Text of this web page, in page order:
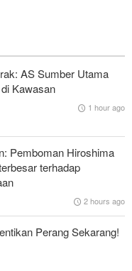
Islam dalam
Saatnya Andalkan Diri
AS Cari Jalan untuk
Damaskus
AS Sumber Utama
Kawasan
1 hour ago
Pemboman Hiroshima
terhadap
2 hours ago
Perang Sekarang!